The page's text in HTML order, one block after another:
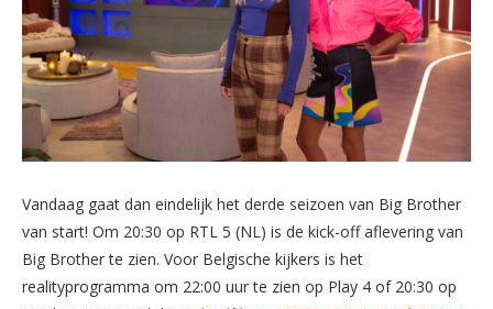
Vandaag gaat dan eindelijk het derde seizoen van Big Brother
van start! Om 20:30 op RTL 5 (NL) is de kick-off aflevering van
Big Brother te zien. Voor Belgische kijkers is het
realityprogramma om 22:00 uur te zien op Play 4 of 20:30 op